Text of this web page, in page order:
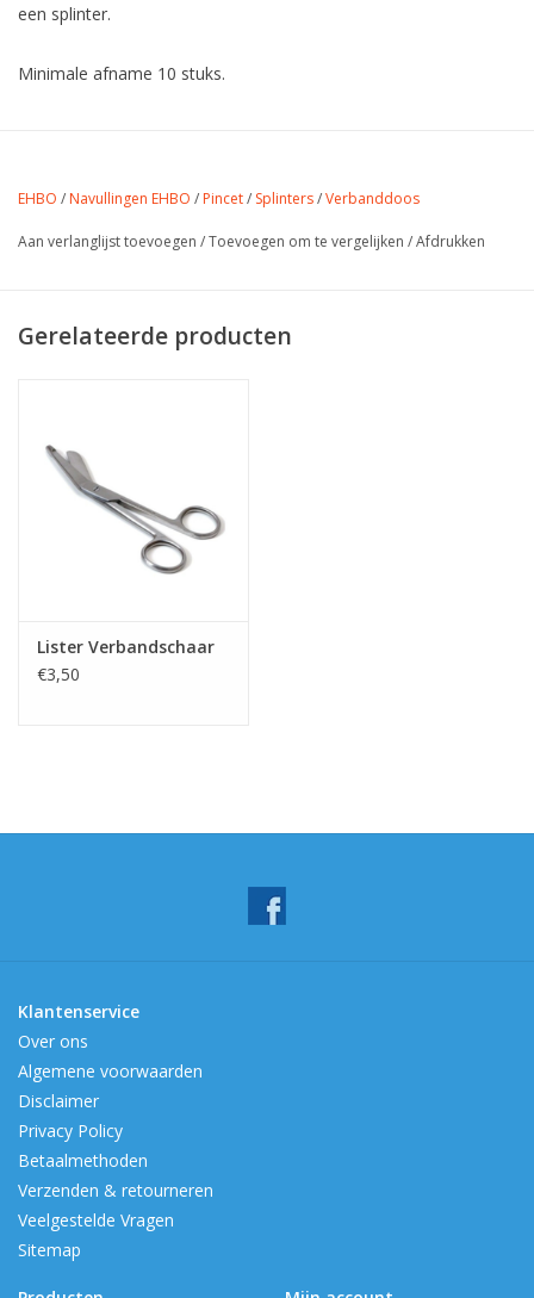
een splinter.
Minimale afname 10 stuks.
EHBO / Navullingen EHBO / Pincet/ Splinters/Verbanddoos
Aan verlanglijst toevoegen /Toevoegen om te vergelijken /Afdrukken
Gerelateerde producten
Lister Verbandschaar
€3,50
Klantenservice
Over ons
Algemene voorwaarden
Disclaimer
Privacy Policy
Betaalmethoden
Verzenden & retourneren
Veelgestelde Vragen
Sitemap